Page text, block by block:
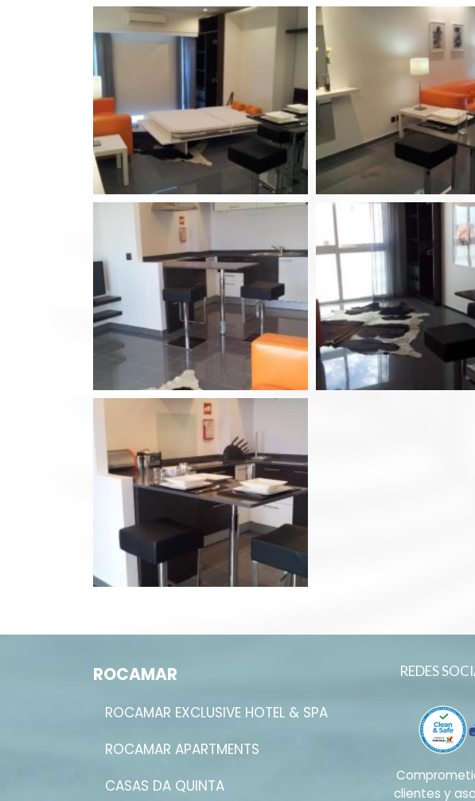
ROCAMAR
ROCAMAR EXCLUSIVE HOTEL & SPA
ROCAMAR APARTMENTS
CASAS DA QUINTA
REDES
clientes y